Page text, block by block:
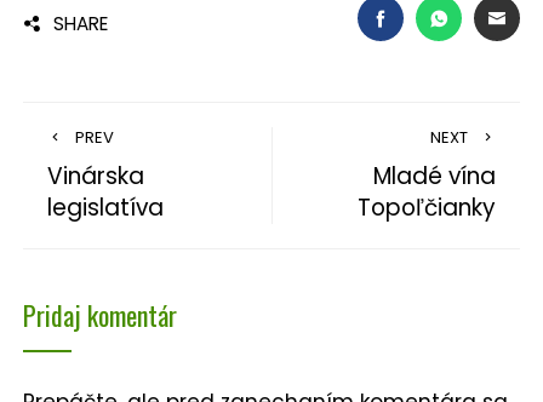
SHARE FACEBOOK
PREV
Vinárska
legislatíva
NEXT
Mladé vína
Topoľčianky
Pridaj komentár